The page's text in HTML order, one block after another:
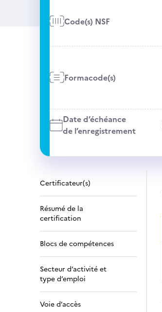
Code(s) NSF
Formacode(s)
Date d’échéance
de l’enregistrement
Certificateur(s)
Résumé de la
certification
Blocs de compétences
Secteur d’activité et
type d’emploi
Voie d’accès